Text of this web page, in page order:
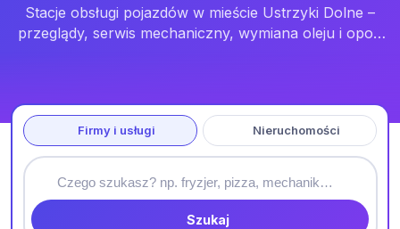
Stacje obsługi pojazdów w mieście Ustrzyki Dolne –
przeglądy, serwis mechaniczny, wymiana oleju i opon
Firmy i usługi Nieruchomości
Szukaj